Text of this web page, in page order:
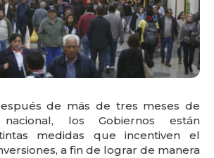
de más de tres meses de
nacional, los Gobiernos están
medidas que incentiven el
a fin de lograr de manera